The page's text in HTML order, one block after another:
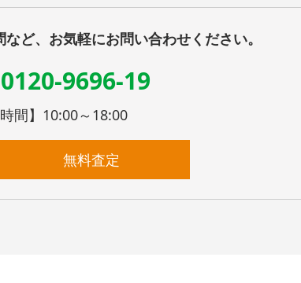
など、お気軽にお問い合わせください。
0120-9696-19
時間】10:00～18:00
無料査定